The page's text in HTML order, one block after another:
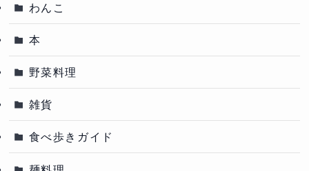
わんこ
本
野菜料理
雑貨
食べ歩きガイド